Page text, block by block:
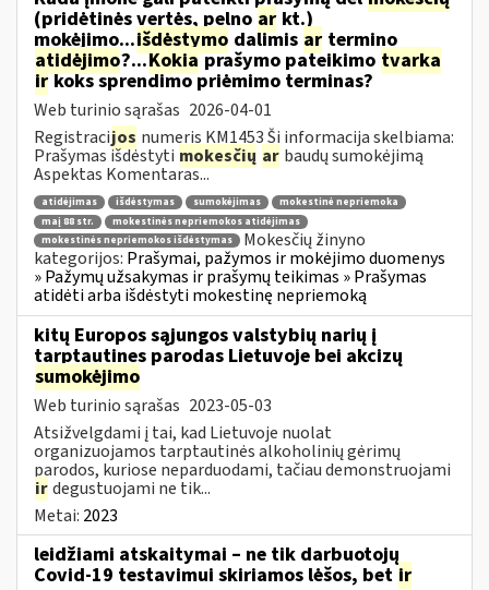
(pridėtinės vertės, pelno ar kt.)
mokėjimo...išdėstymo dalimis ar termino
atidėjimo?...Kokiaprašymo pateikimo tvarka
irkoks sprendimo priėmimo terminas?
Web turinio sąrašas 2026-04-01
Registracijos numeris KM1453 Ši informacija skelbiama:
Prašymas išdėstyti mokesčių ar baudų sumokėjimą
Aspektas Komentaras...
atidėjimas išdėstymas sumokėjimas
mokestinė nepriemoka
maį 88 str.
mokestinės nepriemokos atidėjimas
mokestinės nepriemokos išdėstymas
Mokesčių žinyno
kategorijos: Prašymai, pažymos ir mokėjimo duomenys
» Pažymų užsakymas ir prašymų teikimas » Prašymas
atidėti arba išdėstyti mokestinę nepriemoką
kitų Europos sąjungos valstybių narių į
tarptautines parodas Lietuvoje bei akcizų
sumokėjimo
Web turinio sąrašas 2023-05-03
Atsižvelgdami į tai, kad Lietuvoje nuolat
organizuojamos tarptautinės alkoholinių gėrimų
parodos, kuriose neparduodami, tačiau demonstruojami
irdegustuojami ne tik...
Metai: 2023
leidžiami atskaitymai – ne tik darbuotojų
Covid-19 testavimui skiriamos lėšos, bet ir